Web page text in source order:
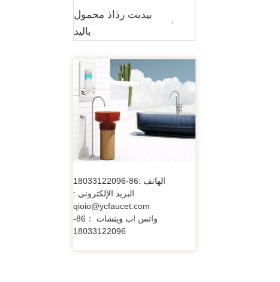
بيديت رذاذ محمول
باليد
الهاتف :86-18033122096
البريد الإلكتروني :
qioio@ycfaucet.com
واتس اب ويتشات ：86-
18033122096